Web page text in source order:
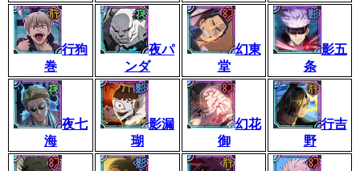
行狗
巻
夜パ
ンダ
幻東
堂
影五
条
夜七
海
影漏
瑚
幻花
御
行吉
野